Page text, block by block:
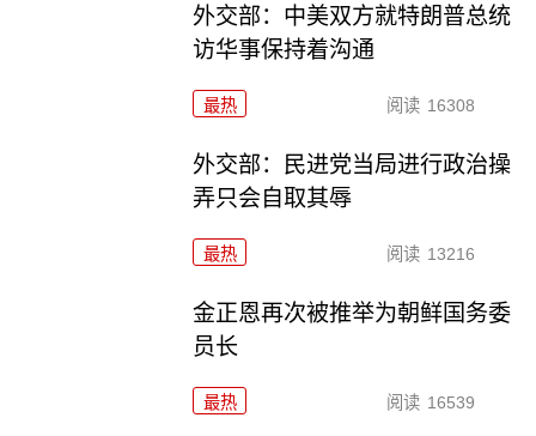
外交部：中美双方就特朗普总统
访华事保持着沟通
最热 阅读 16308
外交部：民进党当局进行政治操
弄只会自取其辱
最热 阅读 13216
金正恩再次被推举为朝鲜国务委
员长
最热 阅读 16539